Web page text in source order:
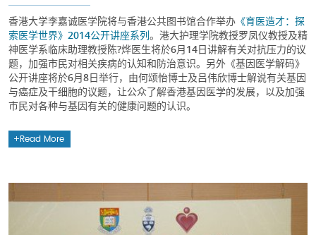
香港大学李嘉诚医学院将与香港公共图书馆合作举办 《育医造才：探
索医学世界》2014公开讲座系列。港大护理学院教授罗凤仪教授及精
神医学系临床助理教授陈?烨医生将於6月14日讲解有关对抗压力的议
题，加强市民对相关疾病的认知和防治意识。另外《基因医学解码》
公开讲座将於6月8日举行，由何颂怡博士及吕伟欣博士解说有关基因
与癌症及干细胞的议题，让公众了解香港基因医学的发展，以及加强
市民对各种与基因有关的健康问题的认识。
Read More